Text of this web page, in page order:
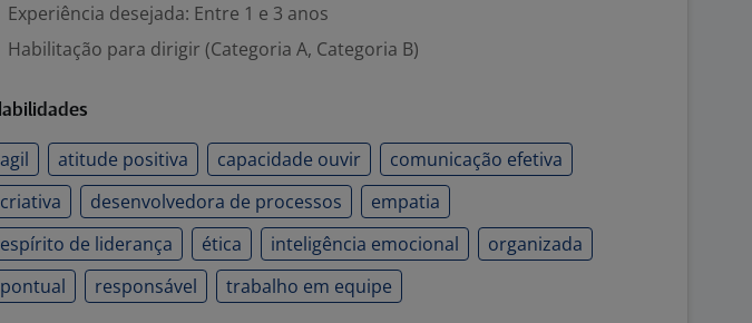
Experiência desejada: Entre 1 e 3 anos
Habilitação para dirigir (Categoria A, Categoria B)
agil atitude positiva capacidade ouvir
comunicação efetiva
criativa
desenvolvedora de processos
empatia
espírito de liderança
ética inteligência emocional
organizada
pontual
responsável trabalho em equipe